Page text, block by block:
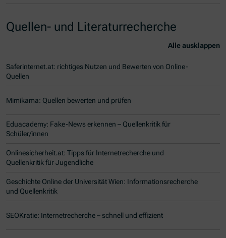
Quellen- und Literaturrecherche
Alle ausklappen
Saferinternet.at: richtiges Nutzen und Bewerten von Online-
Quellen
Mimikama: Quellen bewerten und prüfen
Eduacademy: Fake-News erkennen – Quellenkritik für
Schüler/innen
Onlinesicherheit.at: Tipps für Internetrecherche und
Quellenkritik für Jugendliche
Geschichte Online der Universität Wien: Informationsrecherche
und Quellenkritik
SEOKratie: Internetrecherche – schnell und effizient